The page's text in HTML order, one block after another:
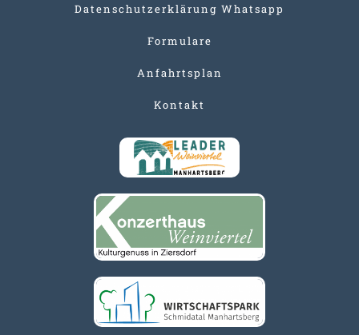
Datenschutzerklärung Whatsapp
Formulare
Anfahrtsplan
Kontakt